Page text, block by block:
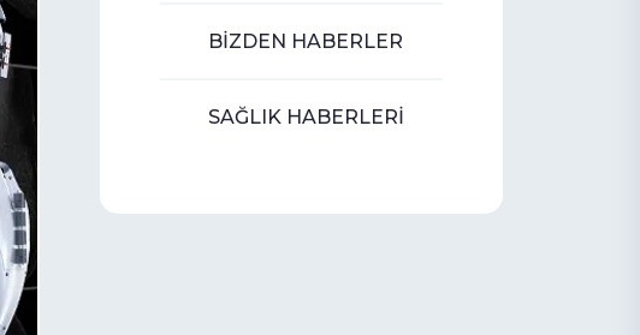
BİZDEN HABERLER
SAĞLIK HABERLERİ